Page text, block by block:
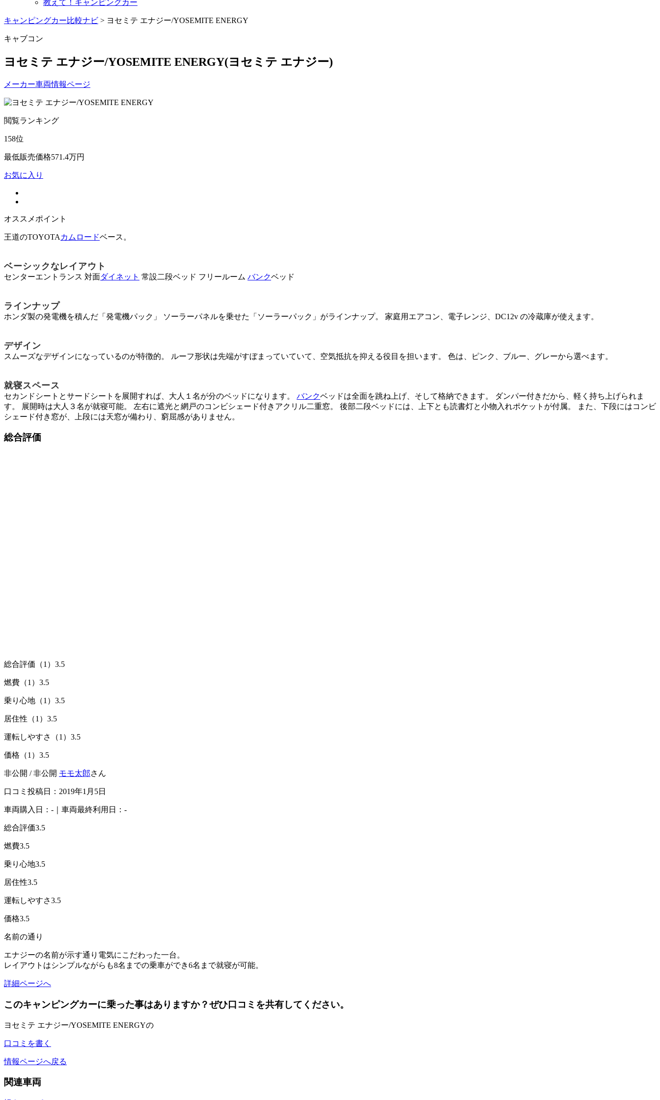
教えて！キャンピングカー
キャンピングカー比較ナビ > ヨセミテ エナジー/YOSEMITE ENERGY
キャブコン
ヨセミテ エナジー/YOSEMITE ENERGY(ヨセミテ エナジー)
メーカー車両情報ページ
閲覧ランキング
158位
最低販売価格571.4万円
お気に入り
オススメポイント
王道のTOYOTA カムロードベース。
ベーシックなレイアウト
センターエントランス 対面ダイネット 常設二段ベッド フリールーム バンクベッド
ラインナップ
ホンダ製の発電機を積んだ「発電機パック」 ソーラーパネルを乗せた「ソーラーパック」がラインナップ。 家庭用エアコン、電子レンジ、DC12v の冷蔵庫が使えます。
デザイン
スムーズなデザインになっているのが特徴的。 ルーフ形状は先端がすぼまっていていて、空気抵抗を抑える役目を担います。 色は、ピンク、ブルー、グレーから選べます。
就寝スペース
セカンドシートとサードシートを展開すれば、大人１名が分のベッドになります。 バンクベッドは全面を跳ね上げ、そして格納できます。 ダンパー付きだから、軽く持ち上げられま
す。 展開時は大人３名が就寝可能。 左右に遮光と網戸のコンビシェード付きアクリル二重窓。 後部二段ベッドには、上下とも読書灯と小物入れポケットが付属。 また、下段にはコンビ
シェード付き窓が、上段には天窓が備わり、窮屈感がありません。
総合評価
総合評価（1） 3.5
燃費（1） 3.5
乗り心地（1） 3.5
居住性（1） 3.5
運転しやすさ（1） 3.5
価格（1） 3.5
非公開 / 非公開 モモ太郎さん
口コミ投稿日：2019年1月5日
車両購入日：-｜車両最終利用日：-
総合評価3.5
燃費3.5
乗り心地3.5
居住性3.5
運転しやすさ3.5
価格3.5
名前の通り
エナジーの名前が示す通り電気にこだわった一台。
レイアウトはシンプルながらも8名までの乗車ができ6名まで就寝が可能。
詳細ページへ
このキャンピングカーに乗った事はありますか？ぜひ口コミを共有してください。
ヨセミテ エナジー/YOSEMITE ENERGYの
口コミを書く
情報ページへ戻る
関連車両